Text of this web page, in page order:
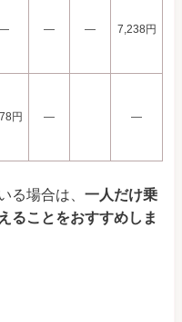
― ― 7,238円
円 ― ―
る場合は、 一人だけ乗
ることをおすすめしま